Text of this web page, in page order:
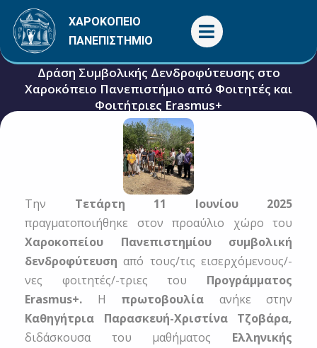
Μετάβαση
στο
περιεχόμενο
ΧΑΡΟΚΟΠΕΙΟ
ΠΑΝΕΠΙΣΤΗΜΙΟ
Δράση Συμβολικής Δενδροφύτευσης στο
Χαροκόπειο Πανεπιστήμιο από Φοιτητές και
Φοιτήτριες Erasmus+
19 Ιουνίου, 2025 Γενικές
Την Τετάρτη 11 Ιουνίου 2025
πραγματοποιήθηκε στον προαύλιο χώρο του
Χαροκοπείου Πανεπιστημίου συμβολική
δενδροφύτευση από τους/τις εισερχόμενους/-
νες φοιτητές/-τριες του Προγράμματος
Erasmus+. Η πρωτοβουλία ανήκε στην
Καθηγήτρια Παρασκευή-Χριστίνα Τζοβάρα,
διδάσκουσα του μαθήματος Ελληνικής